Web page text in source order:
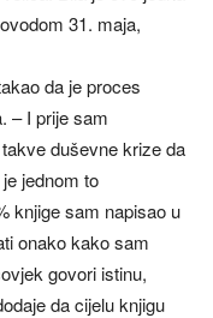
31. maja,
da je proces
– I prije sam
duševne krize da
jednom to
knjige sam napisao u
onako kako sam
govori istinu,
da cijelu knjigu